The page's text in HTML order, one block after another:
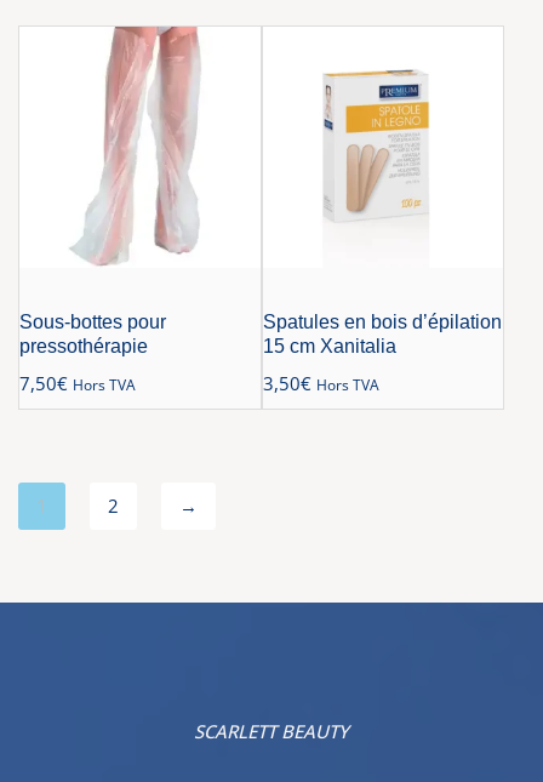
Sous-bottes pour
pressothérapie
7,50€ Hors TVA
Spatules en bois d’épilation
15 cm Xanitalia
3,50€ Hors TVA
1 2 →
SCARLETT BEAUTY